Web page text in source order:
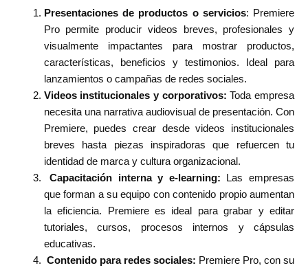
Presentaciones de productos o servicios: Premiere
Pro permite producir videos breves, profesionales y
visualmente impactantes para mostrar productos,
características, beneficios y testimonios. Ideal para
lanzamientos o campañas de redes sociales.
Videos institucionales y corporativos:Toda empresa
necesita una narrativa audiovisual de presentación. Con
Premiere, puedes crear desde videos institucionales
breves hasta piezas inspiradoras que refuercen tu
identidad de marca y cultura organizacional.
Capacitación interna y e-learning:
Las empresas
que forman a su equipo con contenido propio aumentan
la eficiencia. Premiere es ideal para grabar y editar
tutoriales, cursos, procesos internos y cápsulas
educativas.
Contenido para redes sociales: Premiere Pro, con su